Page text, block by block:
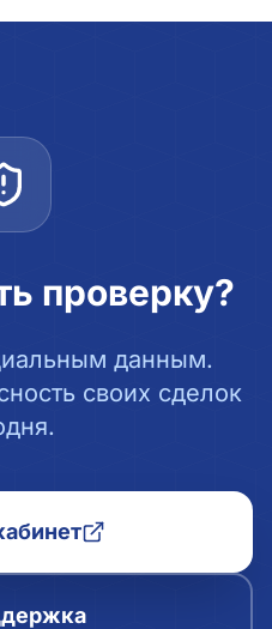
проверку?
данным.
своих сделок